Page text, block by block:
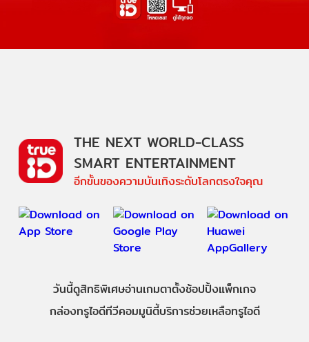
THE NEXT WORLD-CLASS
SMART ENTERTAINMENT
อีกขั้นของความบันเทิงระดับโลกตรงใจคุณ
วันนี้ดูสิทธิพิเศษอ่านเกมตาตั้งช้อปปิ้งแพ็กเกจ
กล่องทรูไอดีทีวีคอมมูนิตี้บริการช่วยเหลือทรูไอดี